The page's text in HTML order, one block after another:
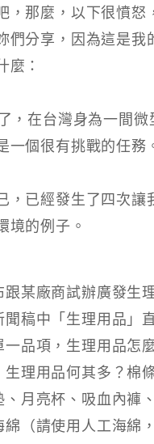
，那麼，以下很憤怒
們分享，因為這是我
麼：​
，在台灣身為一間微
一個很有挑戰的任務
，已經發生了四次讓
境的例子。​
跟某廠商試辦廣發生
聞稿中「生理用品」
一品項，生理用品怎
理用品何其多？棉
、月亮杯、吸血內褲
綿（請使用人工海綿